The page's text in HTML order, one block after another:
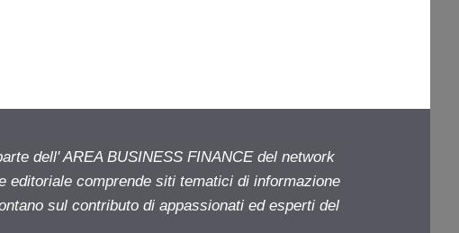
dell' AREA BUSINESS FINANCE del network
editoriale comprende siti tematici di informazione
sul contributo di appassionati ed esperti del